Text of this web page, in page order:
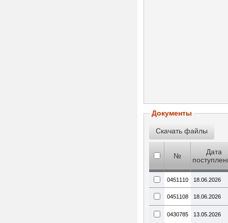
Документы
№
Дата
0451110 18.06.2026
0451108 18.06.2026
0430785 13.05.2026